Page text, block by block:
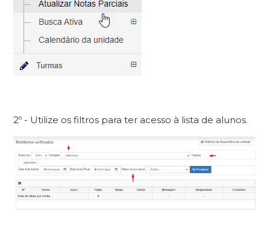
2º - Utilize os filtros para ter acesso à lista de alunos.